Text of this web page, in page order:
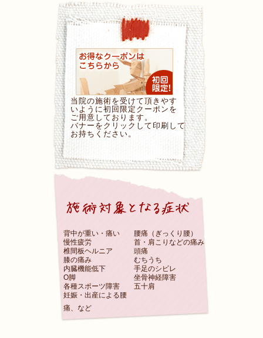
当院の施術を受けて頂きやす
いように初回限定クーポンを
ご用意しております。
バナーをクリックして印刷して
お持ちください。
背中が重い・痛い
腰痛（ぎっくり腰）
慢性疲労
首・肩こりなどの痛み
椎間板ヘルニア
頭痛
膝の痛み
むちうち
内臓機能低下
手足のシビレ
O脚
坐骨神経障害
各種スポーツ障害
五十肩
妊娠・出産による腰
痛、など